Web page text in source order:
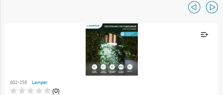
Товар добавлен к
сравнению
602-258 Lamper
(0)